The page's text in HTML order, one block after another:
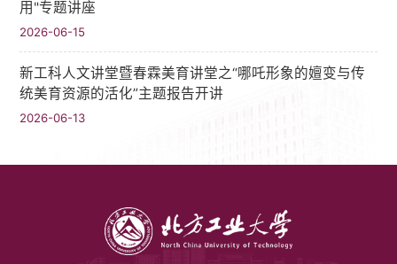
用"专题讲座
2026-06-15
新工科人文讲堂暨春霖美育讲堂之“哪吒形象的嬗变与传
统美育资源的活化”主题报告开讲
2026-06-13